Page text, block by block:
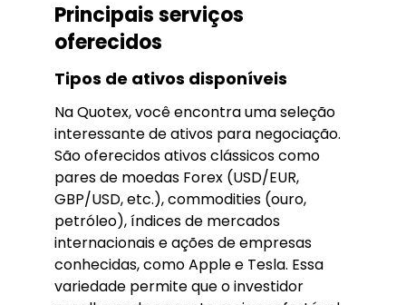
Principais serviços
oferecidos
Tipos de ativos disponíveis
Na Quotex, você encontra uma seleção
interessante de ativos para negociação.
São oferecidos ativos clássicos como
pares de moedas Forex (USD/EUR,
GBP/USD, etc.), commodities (ouro,
petróleo), índices de mercados
internacionais e ações de empresas
conhecidas, como Apple e Tesla. Essa
variedade permite que o investidor